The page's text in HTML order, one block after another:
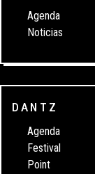
Agenda
Noticias
DANTZ
Agenda
Festival
Point